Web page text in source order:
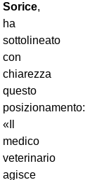
Sorice,
ha
sottolineato
con
chiarezza
questo
posizionamento:
«Il
medico
veterinario
agisce